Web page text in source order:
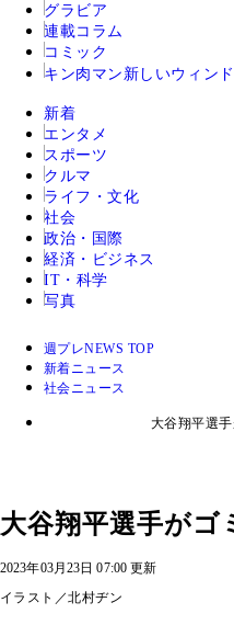
グラビア
連載コラム
コミック
キン肉マン 新しいウィン
新着
エンタメ
スポーツ
クルマ
ライフ・文化
社会
政治・国際
経済・ビジネス
IT・科学
写真
週プレNEWS TOP
新着ニュース
社会ニュース
大谷翔平選
大谷翔平選手がゴ
2023年03月23日 07:00 更新
イラスト／北村ヂン